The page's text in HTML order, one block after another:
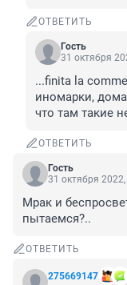
ОТВЕТИТЬ
Гость
31 октября
...finita la
иномарки,
что там такие
ОТВЕТИТЬ
Гость
31 октября
Мрак и
пытаемся?..
ОТВЕТИТЬ
275669147